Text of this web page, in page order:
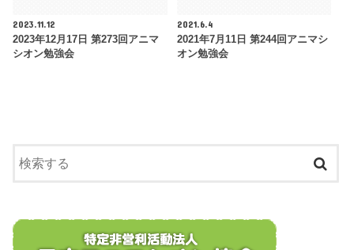
2023.11.12
2023年12月17日 第273回アニマ
シオン勉強会
2021.6.4
2021年7月11日 第244回アニマシ
オン勉強会